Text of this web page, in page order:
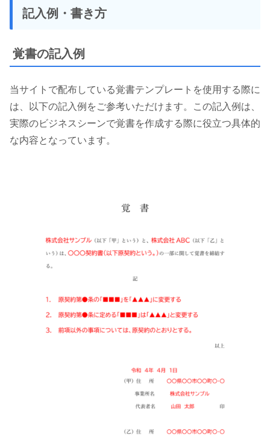
記入例・書き方
覚書の記入例
当サイトで配布している覚書テンプレートを使用する際に
は、以下の記入例をご参考いただけます。この記入例は、
実際のビジネスシーンで覚書を作成する際に役立つ具体的
な内容となっています。